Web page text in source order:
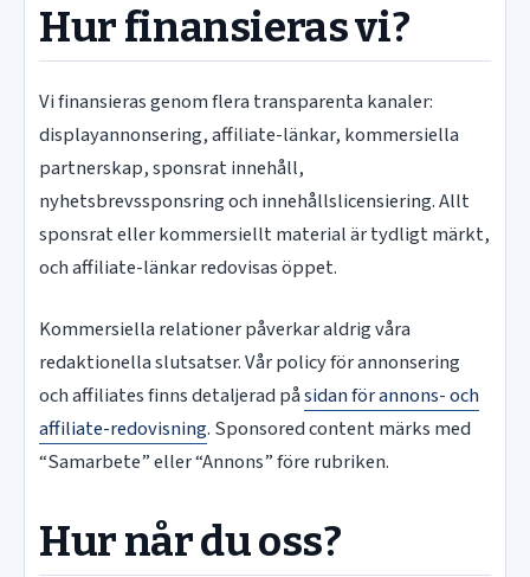
Hur finansieras vi?
Vi finansieras genom flera transparenta kanaler:
displayannonsering, affiliate-länkar, kommersiella
partnerskap, sponsrat innehåll,
nyhetsbrevssponsring och innehållslicensiering. Allt
sponsrat eller kommersiellt material är tydligt märkt,
och affiliate-länkar redovisas öppet.
Kommersiella relationer påverkar aldrig våra
redaktionella slutsatser. Vår policy för annonsering
och affiliates finns detaljerad påsidan för annons- och
affiliate-redovisning. Sponsored content märks med
“Samarbete” eller “Annons” före rubriken.
Hur når du oss?